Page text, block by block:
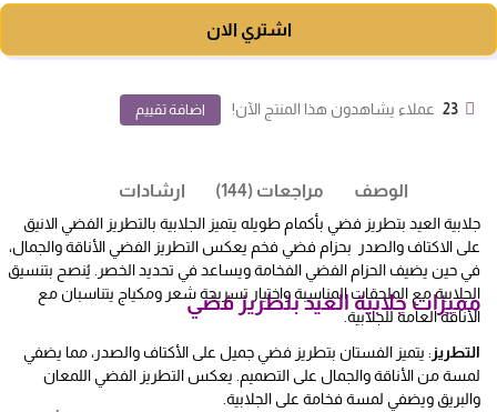
اشتري الان
23 عملاء يشاهدون هذا المنتج الآن! اضافة تقييم
الوصف مراجعات (144) ارشادات
جلابية العيد بتطريز فضي بأكمام طويله يتميز الجلابية بالتطريز الفضي الانيق
على الاكتاف والصدر بحزام فضي فخم يعكس التطريز الفضي الأناقة والجمال،
في حين يضيف الحزام الفضي الفخامة ويساعد في تحديد الخصر. يُنصح بتنسيق
الجلابية مع الملحقات المناسبة واختيار تسريحة شعر ومكياج يتناسبان مع
الأناقة العامة للجلابية.
مميزات جلابية العيد بتطريز فضي
التطريز: يتميز الفستان بتطريز فضي جميل على الأكتاف والصدر، مما يضفي
لمسة من الأناقة والجمال على التصميم. يعكس التطريز الفضي اللمعان
والبريق ويضفي لمسة فخامة على الجلابية.